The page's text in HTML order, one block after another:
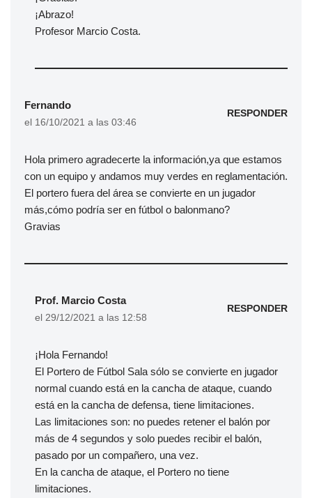
¡Abrazo!
Profesor Marcio Costa.
Fernando
el 16/10/2021 a las 03:46
RESPONDER
Hola primero agradecerte la información,ya que estamos
con un equipo y andamos muy verdes en reglamentación.
El portero fuera del área se convierte en un jugador
más,cómo podría ser en fútbol o balonmano?
Gravias
Prof. Marcio Costa
el 29/12/2021 a las 12:58
RESPONDER
¡Hola Fernando!
El Portero de Fútbol Sala sólo se convierte en jugador
normal cuando está en la cancha de ataque, cuando
está en la cancha de defensa, tiene limitaciones.
Las limitaciones son: no puedes retener el balón por
más de 4 segundos y solo puedes recibir el balón,
pasado por un compañero, una vez.
En la cancha de ataque, el Portero no tiene
limitaciones.